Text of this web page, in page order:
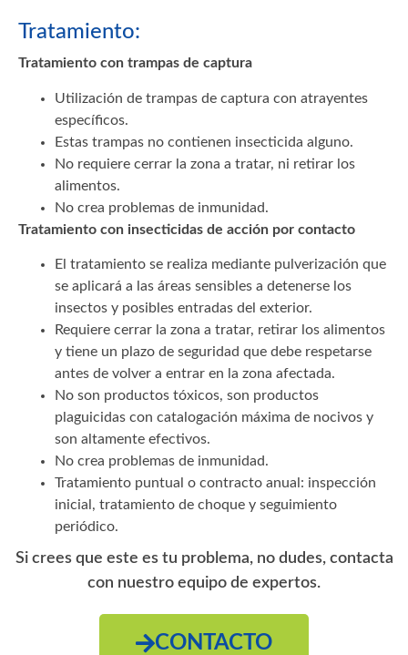
Tratamiento:
Tratamiento con trampas de captura
Utilización de trampas de captura con atrayentes
específicos.
Estas trampas no contienen insecticida alguno.
No requiere cerrar la zona a tratar, ni retirar los
alimentos.
No crea problemas de inmunidad.
Tratamiento con insecticidas de acción por contacto
El tratamiento se realiza mediante pulverización que
se aplicará a las áreas sensibles a detenerse los
insectos y posibles entradas del exterior.
Requiere cerrar la zona a tratar, retirar los alimentos
y tiene un plazo de seguridad que debe respetarse
antes de volver a entrar en la zona afectada.
No son productos tóxicos, son productos
plaguicidas con catalogación máxima de nocivos y
son altamente efectivos.
No crea problemas de inmunidad.
Tratamiento puntual o contracto anual: inspección
inicial, tratamiento de choque y seguimiento
periódico.
Si crees que este es tu problema, no dudes, contacta
con nuestro equipo de expertos.
CONTACTO